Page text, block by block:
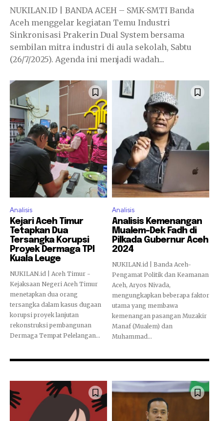
NUKILAN.ID | BANDA ACEH – SMK-SMTI Banda
Aceh menggelar kegiatan Temu Industri
Sinkronisasi Prakerin Dual System bersama
sembilan mitra industri di aula sekolah, Sabtu
(26/7/2025). Agenda ini menjadi wadah...
Analisis
Kejari Aceh Timur
Tetapkan Dua
Tersangka Korupsi
Proyek Dermaga TPI
Kuala Leuge
NUKILAN.id | Aceh Timur -
Kejaksaan Negeri Aceh Timur
menetapkan dua orang
tersangka dalam kasus dugaan
korupsi proyek lanjutan
rekonstruksi pembangunan
Dermaga Tempat Pelelangan...
Analisis
Analisis Kemenangan
Mualem-Dek Fadh di
Pilkada Gubernur Aceh
2024
NUKILAN.id | Banda Aceh-
Pengamat Politik dan Keamanan
Aceh, Aryos Nivada,
mengungkapkan beberapa faktor
utama yang membawa
kemenangan pasangan Muzakir
Manaf (Mualem) dan
Muhammad...